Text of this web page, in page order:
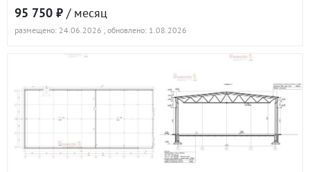
95 750 ₽ / месяц
размещено: 24.06.2026 , обновлено: 1.08.2026